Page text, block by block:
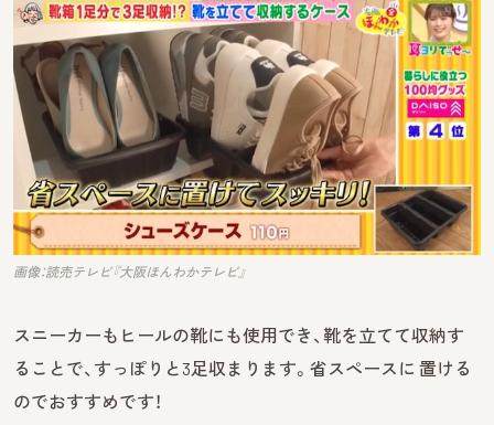
画像：読売テレビ『大阪ほんわかテレビ』
スニーカーもヒールの靴にも使用でき、靴を立てて収納す
ることで、すっぽりと3足収まります。省スペースに 置ける
のでおすすめです！